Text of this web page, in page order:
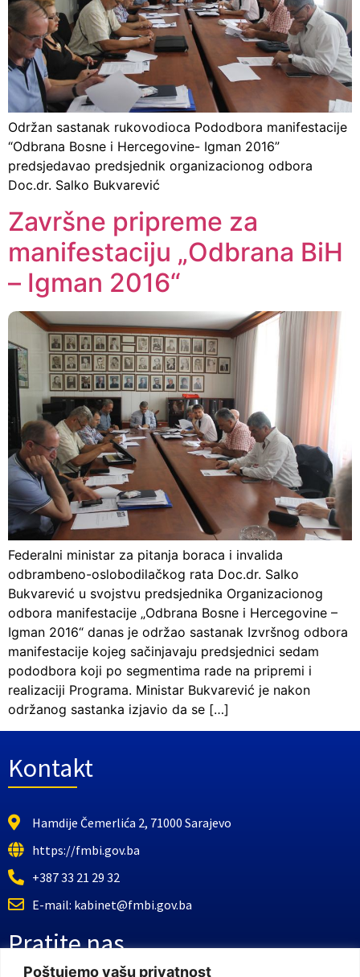
Poštujemo vašu privatnost
Održan sastanak rukovodioca Pododbora manifestacije
“Odbrana Bosne i Hercegovine- Igman 2016”
predsjedavao predsjednik organizacionog odbora
Doc.dr. Salko Bukvarević
Završne pripreme za
manifestaciju „Odbrana BiH
– Igman 2016“
Federalni ministar za pitanja boraca i invalida
odbrambeno-oslobodilačkog rata Doc.dr. Salko
Bukvarević u svojstvu predsjednika Organizacionog
odbora manifestacije „Odbrana Bosne i Hercegovine –
Igman 2016“ danas je održao sastanak Izvršnog odbora
manifestacije kojeg sačinjavaju predsjednici sedam
pododbora koji po segmentima rade na pripremi i
realizaciji Programa. Ministar Bukvarević je nakon
održanog sastanka izjavio da se […]
Kontakt
Hamdije Čemerlića 2, 71000 Sarajevo
https://fmbi.gov.ba
+387 33 21 29 32
E-mail: kabinet@fmbi.gov.ba
Pratite nas